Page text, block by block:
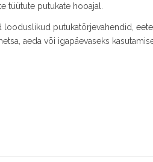
tüütute putukate hooajal.
looduslikud putukatõrjevahendid,
aeda või igapäevaseks